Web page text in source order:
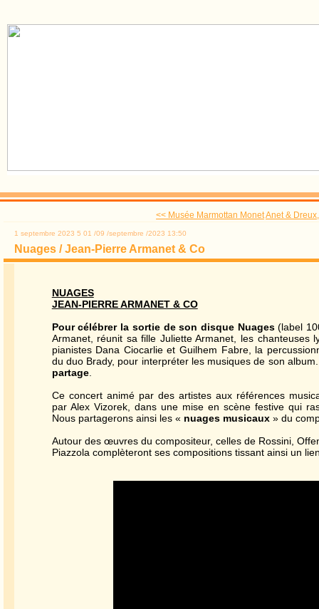
<< Musée Marmottan MonetAnet &
1 septembre 2023 5 01 /09 /septembre /2023 13:50
Nuages / Jean-Pierre Armanet & Co
NUAGES
JEAN-PIERRE ARMANET & CO
Pour célébrer la sortie de son disque Nuages(label
Armanet, réunit sa fille Juliette Armanet, les chanteuses
pianistes Dana Ciocarlie et Guilhem Fabre, la
du duo Brady, pour interpréter les musiques de son
partage.
Ce concert animé par des artistes aux références
par Alex Vizorek, dans une mise en scène festive qui
Nous partagerons ainsi les « nuages musicaux» du
Autour des œuvres du compositeur, celles de Rossini,
Piazzola complèteront ses compositions tissant ainsi un